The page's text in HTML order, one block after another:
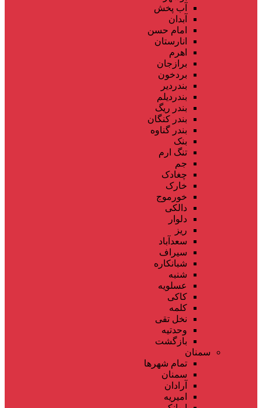
آب پخش
آبدان
امام حسن
انارستان
اهرم
برازجان
بردخون
بندردیر
بندردیلم
بندر ریگ
بندر کنگان
بندر گناوه
بنک
تنگ ارم
جم
چغادک
خارک
خورموج
دالکی
دلوار
ریز
سعدآباد
سیراف
شبانکاره
شنبه
عسلویه
کاکی
کلمه
نخل تقی
وحدتیه
بازگشت
سمنان
تمام شهر‌ها
سمنان
آرادان
امیریه